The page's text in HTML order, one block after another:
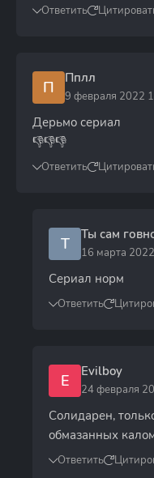
Ответить
П Пплл
9 февраля 2022
Дерьмо сериал
👎👎👎
Ответить
Т Ты сам
16 марта
Сериал норм
Ответить
E Evilboy
24 февраля
Солидарен,
обмазанных
Ответить